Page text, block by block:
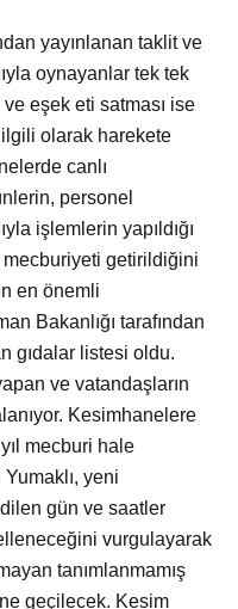
yayınlanan taklit ve
oynayanlar tek tek
eşek eti satması ise
ilgili olarak harekete
canlı
personel
işlemlerin yapıldığı
getirildiğini
en önemli
Bakanlığı tarafından
gıdalar listesi oldu.
ve vatandaşların
Kesimhanelere
mecburi hale
yeni
gün ve saatler
vurgulayarak
tanımlanmamış
geçilecek. Kesim